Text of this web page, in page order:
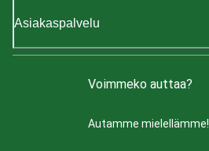
Asiakaspalvelu
Voimmeko auttaa?
Autamme mielellämme!